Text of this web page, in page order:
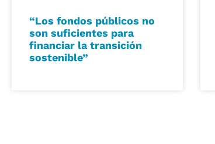
“Los fondos públicos no
son suficientes para
financiar la transición
sostenible”